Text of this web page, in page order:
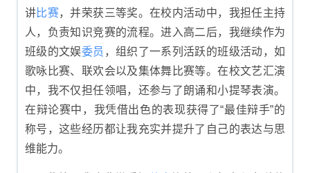
讲比赛，并荣获三等奖。在校内活动中，我担任主持
人，负责知识竞赛的流程。进入高二后，我继续作为
班级的文娱委员 ，组织了一系列活跃的班级活动，如
歌咏比赛、联欢会以及集体舞比赛等。在校文艺汇演
中，我不仅担任领唱，还参与了朗诵和小提琴表演。
在辩论赛中，我凭借出色的表现获得了“最佳辩手”的
称号，这些经历都让我充实并提升了自己的表达与思
维能力。